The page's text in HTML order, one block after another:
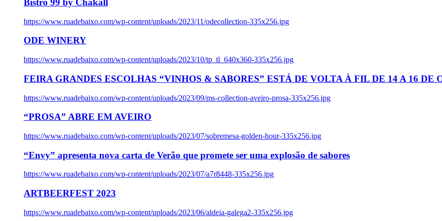
Bistro 99 by Chakall
https://www.ruadebaixo.com/wp-content/uploads/2023/11/odecollection-335x256.jpg
ODE WINERY
https://www.ruadebaixo.com/wp-content/uploads/2023/10/tp_tl_640x360-335x256.jpg
FEIRA GRANDES ESCOLHAS “VINHOS & SABORES” ESTÁ DE VOLTA À FIL DE 14 A 16 DE
https://www.ruadebaixo.com/wp-content/uploads/2023/09/ms-collection-aveiro-prosa-335x256.jpg
“PROSA” ABRE EM AVEIRO
https://www.ruadebaixo.com/wp-content/uploads/2023/07/sobremesa-golden-hour-335x256.jpg
“Envy” apresenta nova carta de Verão que promete ser uma explosão de sabores
https://www.ruadebaixo.com/wp-content/uploads/2023/07/a7r8448-335x256.jpg
ARTBEERFEST 2023
https://www.ruadebaixo.com/wp-content/uploads/2023/06/aldeia-galega2-335x256.jpg